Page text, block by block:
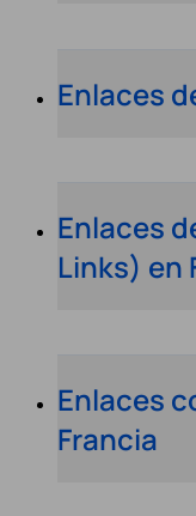
Enlaces
Enlaces
Links) en
Enlaces
Francia